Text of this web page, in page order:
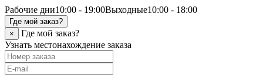
Рабочие дни10:00 - 19:00Выходные10:00 - 18:00
Где мой заказ?
×
Где мой заказ?
Узнать местонахождение заказа